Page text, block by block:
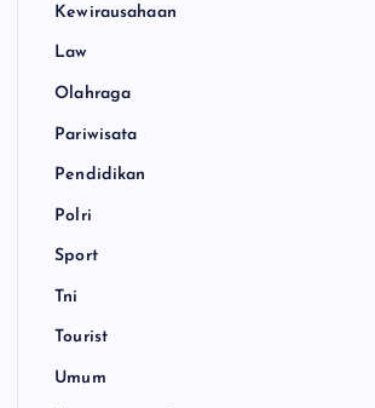
Kewirausahaan
Law
Olahraga
Pariwisata
Pendidikan
Polri
Sport
Tni
Tourist
Umum